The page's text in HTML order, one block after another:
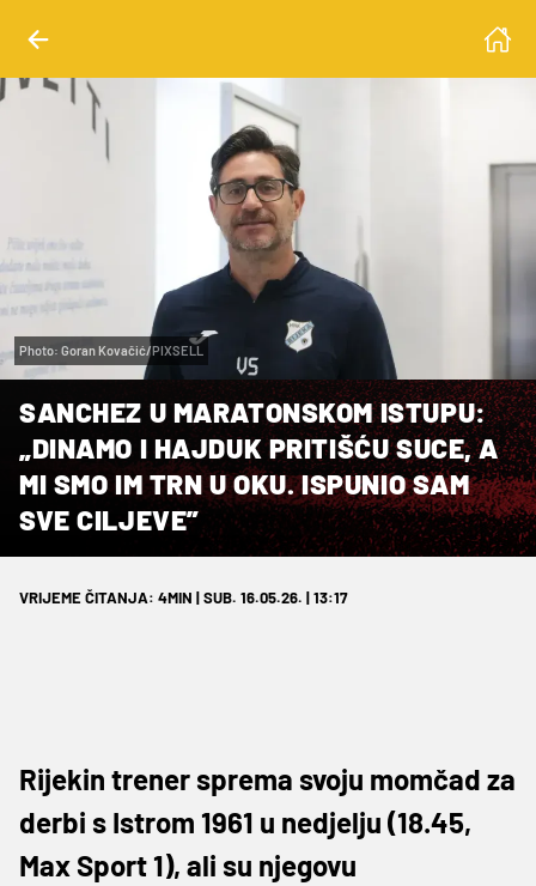
Photo: Goran Kovačić/PIXSELL
SANCHEZ U MARATONSKOM ISTUPU:
„DINAMO I HAJDUK PRITIŠĆU SUCE, A
MI SMO IM TRN U OKU. ISPUNIO SAM
SVE CILJEVE”
VRIJEME ČITANJA: 4MIN | SUB. 16.05.26. | 13:17
Rijekin trener sprema svoju momčad za
derbi s Istrom 1961 u nedjelju (18.45,
Max Sport 1), ali su njegovu